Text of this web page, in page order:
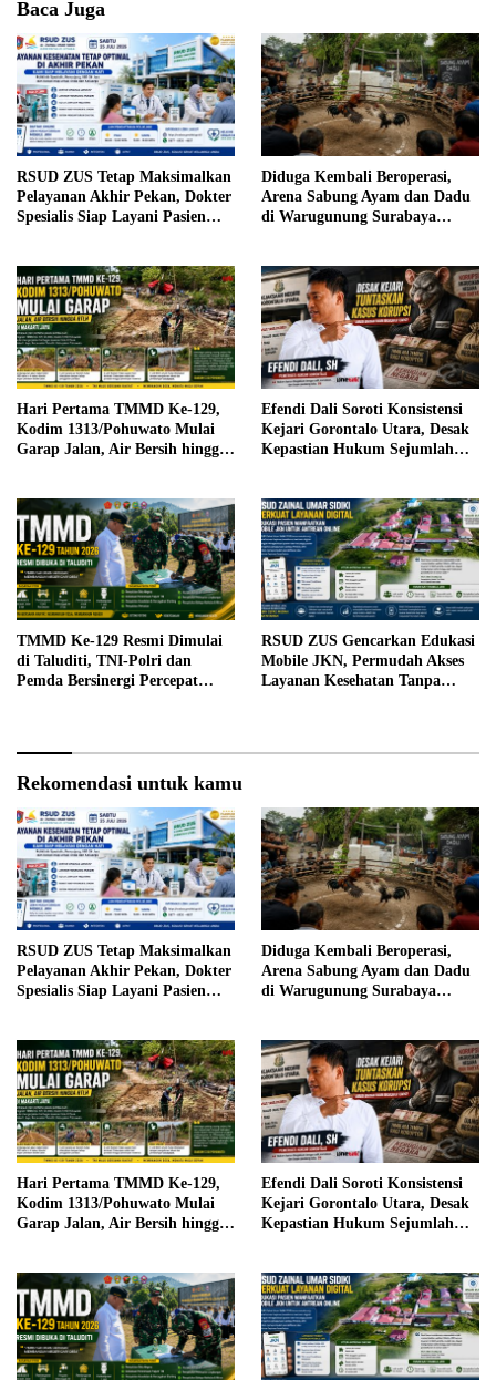
Baca Juga
RSUD ZUS Tetap Maksimalkan
Pelayanan Akhir Pekan, Dokter
Spesialis Siap Layani Pasien
Diduga Kembali Beroperasi,
Arena Sabung Ayam dan Dadu
di Warugunung Surabaya
Hari Pertama TMMD Ke-129,
Kodim 1313/Pohuwato Mulai
Garap Jalan, Air Bersih hingga
Efendi Dali Soroti Konsistensi
Kejari Gorontalo Utara, Desak
Kepastian Hukum Sejumlah
TMMD Ke-129 Resmi Dimulai
di Taluditi, TNI-Polri dan
Pemda Bersinergi Percepat
RSUD ZUS Gencarkan Edukasi
Mobile JKN, Permudah Akses
Layanan Kesehatan Tanpa
Rekomendasi untuk kamu
RSUD ZUS Tetap Maksimalkan
Pelayanan Akhir Pekan, Dokter
Spesialis Siap Layani Pasien
Diduga Kembali Beroperasi,
Arena Sabung Ayam dan Dadu
di Warugunung Surabaya
Hari Pertama TMMD Ke-129,
Kodim 1313/Pohuwato Mulai
Garap Jalan, Air Bersih hingga
Efendi Dali Soroti Konsistensi
Kejari Gorontalo Utara, Desak
Kepastian Hukum Sejumlah